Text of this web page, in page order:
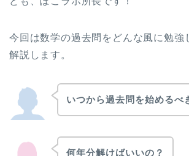
今回は数学の過去問をどんな風に勉強
解説します。
いつから過去問を始めるべ
何年分解けばいいの？